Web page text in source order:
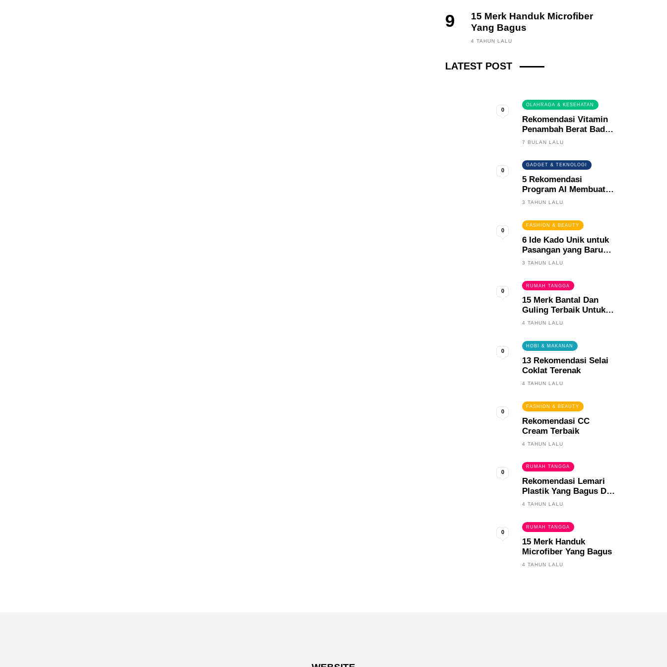
9
15 Merk Handuk Microfiber
Yang Bagus
4 TAHUN LALU
LATEST POST
FINANCE, INVESTING
3 BULAN LALU
0
OLAHRAGA & KESEHATAN
Rekomendasi Vitamin
Penambah Berat Badan
Terbaik
7 BULAN LALU
0
GADGET & TEKNOLOGI
5 Rekomendasi
Program AI Membuat
Gambar Kartun Keren
3 TAHUN LALU
0
FASHION & BEAUTY
6 Ide Kado Unik untuk
Pasangan yang Baru
Menikah
3 TAHUN LALU
0
RUMAH TANGGA
15 Merk Bantal Dan
Guling Terbaik Untuk
Tidur Yang Berkualitas
4 TAHUN LALU
0
HOBI & MAKANAN
13 Rekomendasi Selai
Coklat Terenak
4 TAHUN LALU
0
FASHION & BEAUTY
Rekomendasi CC
Cream Terbaik
4 TAHUN LALU
0
RUMAH TANGGA
Rekomendasi Lemari
Plastik Yang Bagus Dan
Tahan Lama
4 TAHUN LALU
0
RUMAH TANGGA
15 Merk Handuk
Microfiber Yang Bagus
4 TAHUN LALU